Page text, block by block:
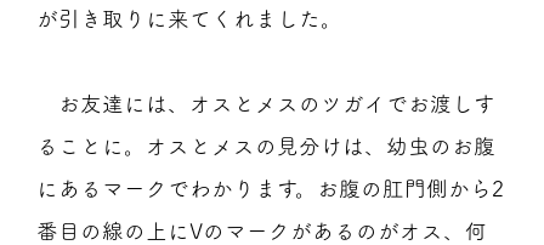
が引き取りに来てくれました。
お友達には、オスとメスのツガイでお渡しす
ることに。オスとメスの見分けは、幼虫のお腹
にあるマークでわかります。お腹の肛門側から2
番目の線の上にVのマークがあるのがオス、何